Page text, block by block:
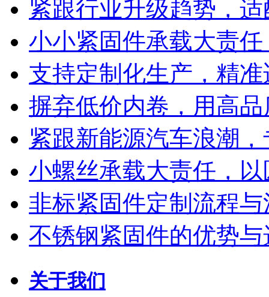
紧跟行业升级趋势，
小小紧固件承载大责
支持定制化生产，精
摒弃低价内卷，用高
紧跟新能源汽车浪潮
小螺丝承载大责任，
非标紧固件定制流程
不锈钢紧固件的优势
关于我们